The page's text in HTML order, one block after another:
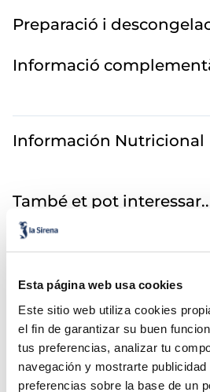
Esta página web usa cookies
Este sitio web utiliza cookies
el fin de garantizar su buen
tus preferencias, analizar tu
navegación y mostrarte
preferencias sobre la base de un
Preparació i
Informació
Información Nutricional
També et pot
Amanida russa